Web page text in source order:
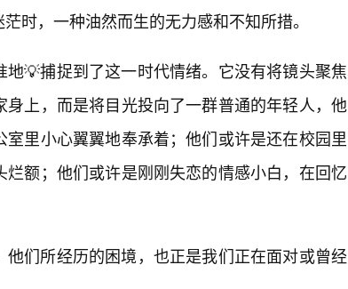
时，一种油然而生的无力感和不知所措。
💡捕捉到了这一时代情绪。它没有将镜头聚焦
上，而是将目光投向了一群普通的年轻人，他
里小心翼翼地奉承着；他们或许是还在校园里
额；他们或许是刚刚失恋的情感小白，在回忆
们所经历的困境，也正是我们正在面对或曾经